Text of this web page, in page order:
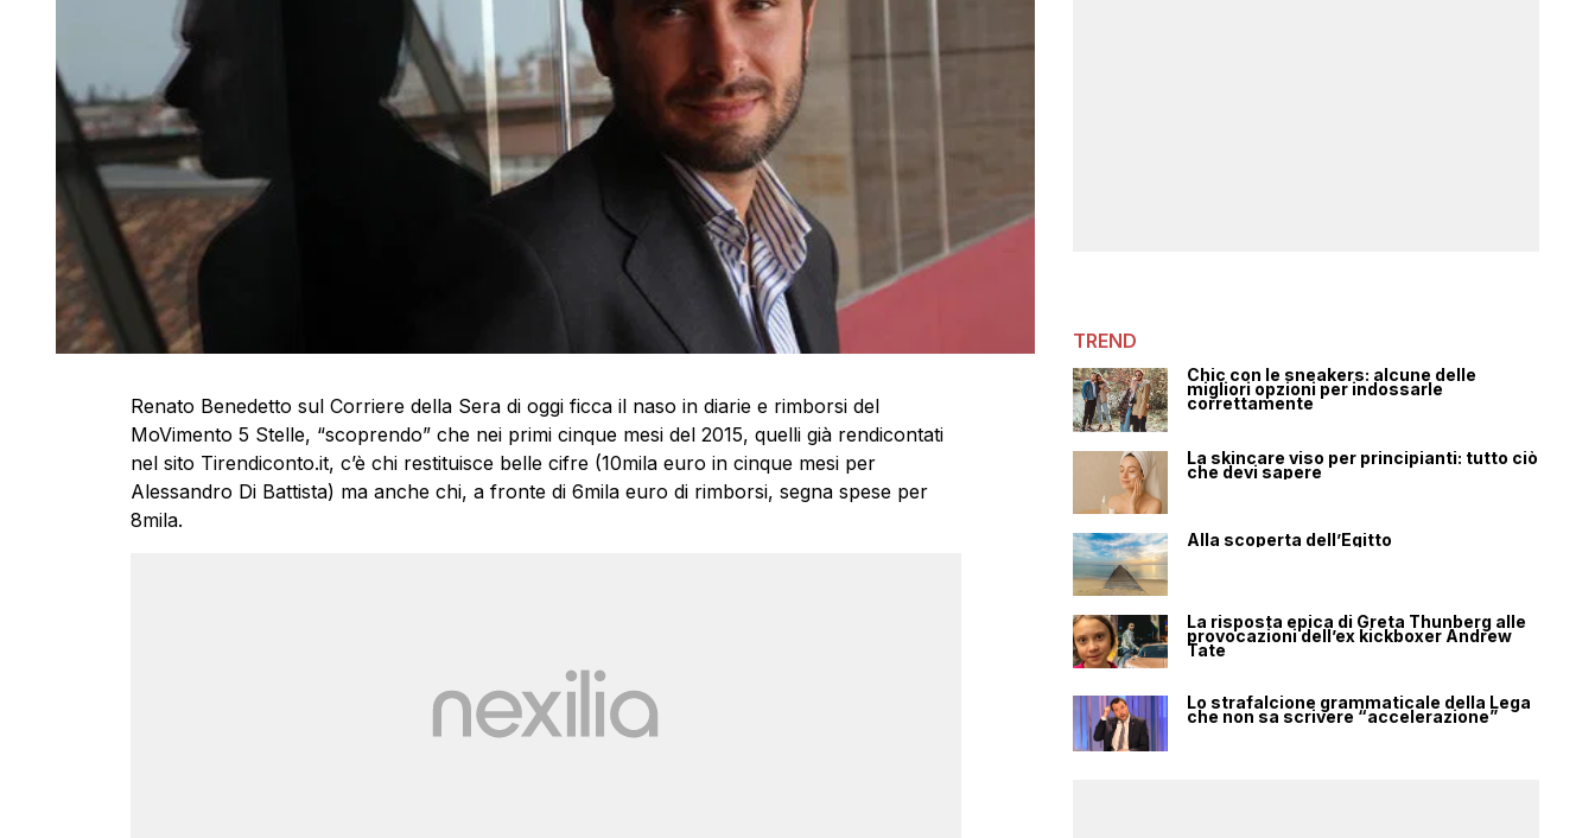
Renato Benedetto sul Corriere della Sera di oggi ficca il naso in diarie e rimborsi del
MoVimento 5 Stelle, “scoprendo” che nei primi cinque mesi del 2015, quelli già rendicontati
nel sito Tirendiconto.it, c’è chi restituisce belle cifre (10mila euro in cinque mesi per
Alessandro Di Battista) ma anche chi, a fronte di 6mila euro di rimborsi, segna spese per
8mila.
TREND
Chic con le sneakers: alcune delle
migliori opzioni per indossarle
correttamente
La skincare viso per principianti: tutto ciò
che devi sapere
Alla scoperta dell’Egitto
La risposta epica di Greta Thunberg alle
provocazioni dell’ex kickboxer Andrew
Tate
Lo strafalcione grammaticale della Lega
che non sa scrivere “accelerazione”